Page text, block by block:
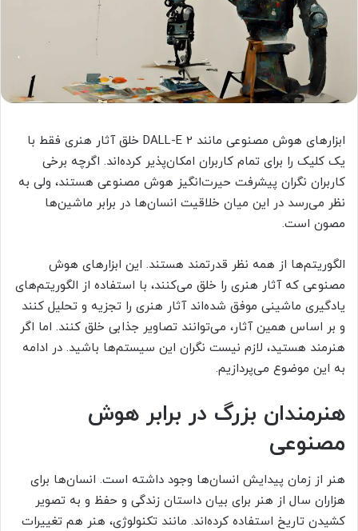
ابزارهای هوش مصنوعی مانند DALL-E 2 خلق آثار هنری فقط با
یک کلیک را برای تمام کاربران امکان‌پذیر کرده‌اند. اگرچه برخی
کاربران نگران پیشرفت حیرت‌انگیز هوش مصنوعی هستند، ولی به
نظر می‌رسد در این میان خلاقیت انسان‌ها در برابر ماشین‌ها
مصون است.
الگوریتم‌ها از همه نظر قدرتمند هستند. این ابزارهای هوش
مصنوعی که آثار هنری را خلق می‌کنند، با استفاده از الگوریتم‌های
یادگیری ماشینی موفق شده‌اند آثار هنری را تجزیه و تحلیل کنند
و بر اساس همین آثار، می‌توانند تصاویر جذابی خلق کنند. اما اگر
هنرمند هستید، لازم نیست نگران این سیستم‌ها باشید. در ادامه
به این موضوع می‌پردازیم.
هنرمندان بزرگ در برابر هوش
مصنوعی
هنر از زمان پیدایش انسان‌ها وجود داشته است. انسان‌ها برای
هزاران سال از هنر برای بیان داستان زندگی و حفظ و به تصویر
کشیدن تاریخ استفاده کرده‌اند. مانند تکنولوژی، هنر هم تغییرات